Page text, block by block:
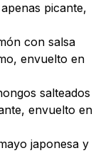
picante,
con salsa
envuelto en
salteados
envuelto en
japonesa y